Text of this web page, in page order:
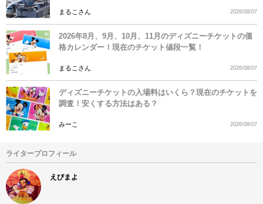
まるこさん 2026/08/07
2026年8月、9月、10月、11月のディズニーチケットの価
格カレンダー！現在のチケット値段一覧！
まるこさん 2026/08/07
ディズニーチケットの入場料はいくら？現在のチケットを
調査！安くする方法はある？
みーこ 2026/08/07
ライタープロフィール
えびまよ